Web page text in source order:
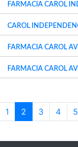
FARMACIA CAROL
CAROL
FARMACIA CAROL
FARMACIA CAROL
1 2 3 4 5